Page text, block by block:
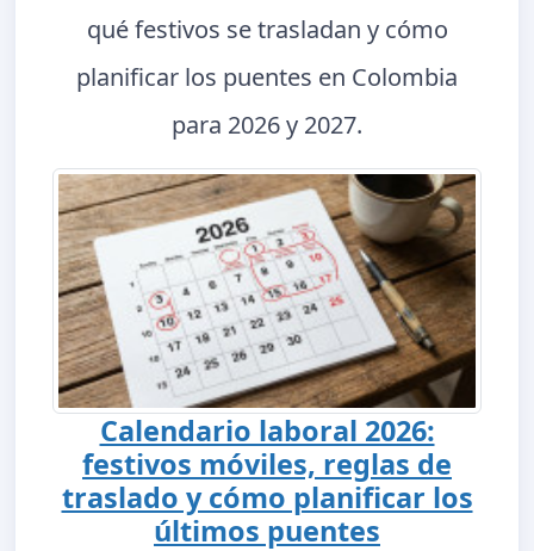
qué festivos se trasladan y cómo
planificar los puentes en Colombia
para 2026 y 2027.
Calendario laboral 2026:
festivos móviles, reglas de
traslado y cómo planificar los
últimos puentes